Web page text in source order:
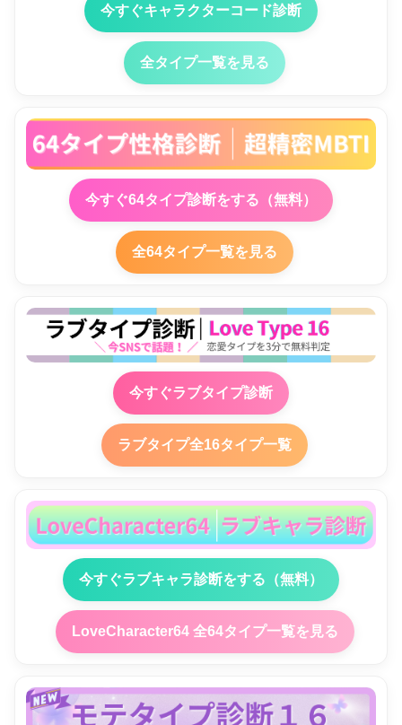
今すぐキャラクターコード診断
全タイプ一覧を見る
今すぐ64タイプ診断をする（無料）
全64タイプ一覧を見る
今すぐラブタイプ診断
ラブタイプ全16タイプ一覧
今すぐラブキャラ診断をする（無料）
LoveCharacter64 全64タイプ一覧を見る